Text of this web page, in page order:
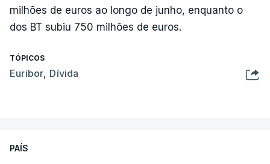
milhões de euros ao longo de junho, enquanto o
dos BT subiu 750 milhões de euros.
TÓPICOS
Euribor, Dívida
PAÍS